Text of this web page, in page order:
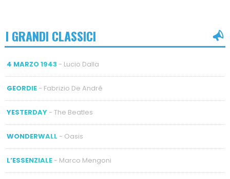
I GRANDI CLASSICI
4 MARZO 1943- Lucio Dalla
GEORDIE- Fabrizio De André
YESTERDAY- The Beatles
WONDERWALL - Oasis
L’ESSENZIALE- Marco Mengoni